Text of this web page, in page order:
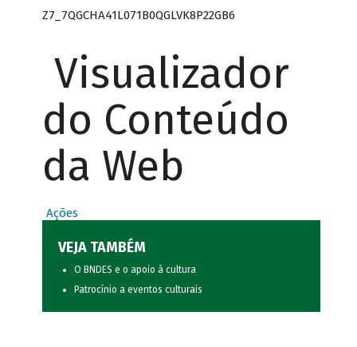
Z7_7QGCHA41L071B0QGLVK8P22GB6
Visualizador
do Conteúdo
da Web
Ações
VEJA TAMBÉM
O BNDES e o apoio à cultura
Patrocínio a eventos culturais